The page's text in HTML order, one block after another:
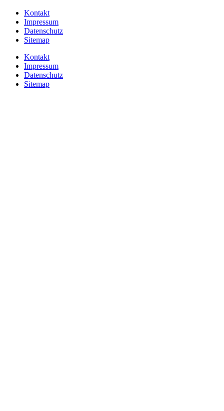
Kontakt
Impressum
Datenschutz
Sitemap
Kontakt
Impressum
Datenschutz
Sitemap